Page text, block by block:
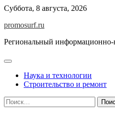
Skip
content
Суббота, 8 августа, 2026
promosurf.ru
Региональный информационно-
Наука и технологии
Строительство и ремонт
Найти: